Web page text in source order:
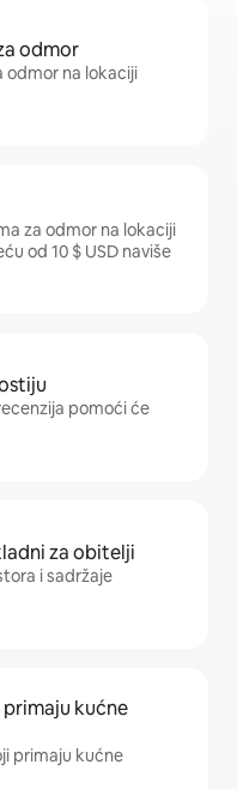
odmor
odmor na lokaciji
za odmor na lokaciji
od 10 $ USD naviše
pomoći će
za obitelji
i sadržaje
kućne
primaju kućne